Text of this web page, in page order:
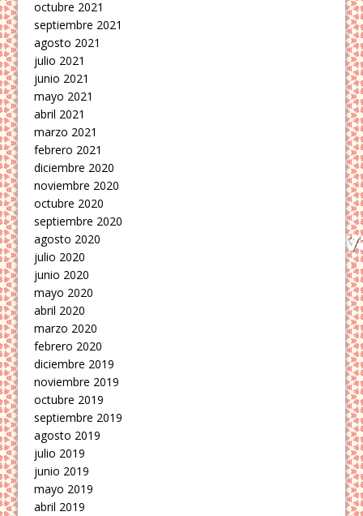
octubre 2021
septiembre 2021
agosto 2021
julio 2021
junio 2021
mayo 2021
abril 2021
marzo 2021
febrero 2021
diciembre 2020
noviembre 2020
octubre 2020
septiembre 2020
agosto 2020
julio 2020
junio 2020
mayo 2020
abril 2020
marzo 2020
febrero 2020
diciembre 2019
noviembre 2019
octubre 2019
septiembre 2019
agosto 2019
julio 2019
junio 2019
mayo 2019
abril 2019